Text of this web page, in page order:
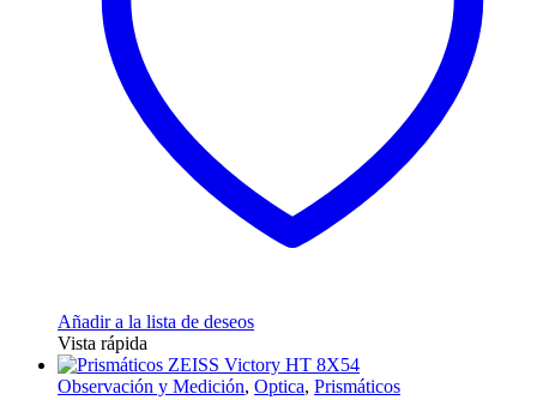
Añadir a la lista de deseos
Vista rápida
Observación y Medición, Optica, Prismáticos